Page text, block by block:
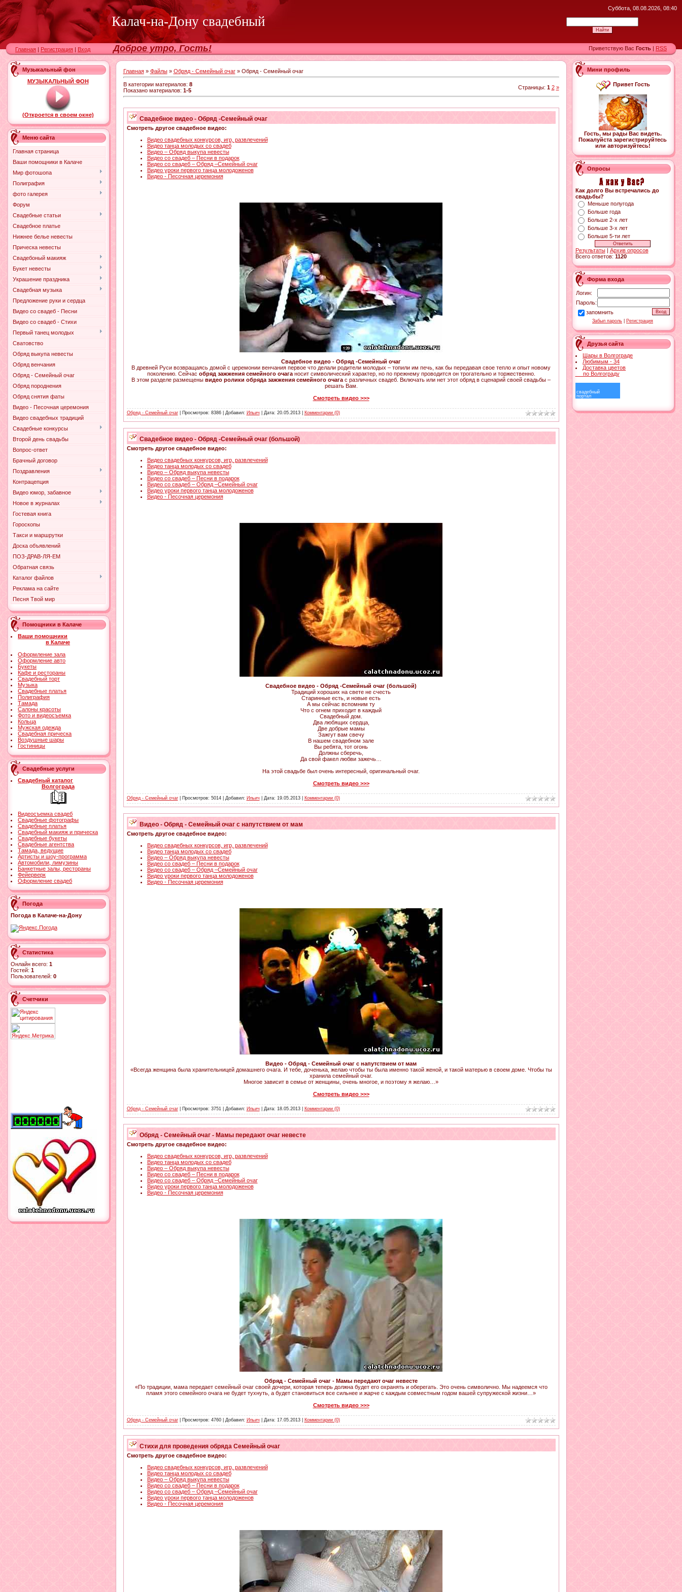
Калач-на-Дону свадебный
Суббота, 08.08.2026, 08:40
Главная | Регистрация | Вход Доброе утро, Гость! Приветствую Вас Гость | RSS
Музыкальный фон
МУЗЫКАЛЬНЫЙ ФОН
(Откроется в своем окне)
Меню сайта
Главная страница
Ваши помощники в Калаче
Мир фотошопа
Полиграфия
фото галерея
Форум
Свадебные статьи
Свадебное платье
Нижнее белье невесты
Прическа невесты
Свадебоный макияж
Букет невесты
Украшение праздника
Свадебная музыка
Предложение руки и сердца
Видео со свадеб - Песни
Видео со свадеб - Стихи
Первый танец молодых
Сватовство
Обряд выкупа невесты
Обряд венчания
Обряд - Семейный очаг
Обряд породнения
Обряд снятия фаты
Видео - Песочная церемония
Видео свадебных традиций
Свадебные конкурсы
Второй день свадьбы
Вопрос-ответ
Брачный договор
Поздравления
Контрацепция
Видео юмор, забавное
Новое в журналах
Гостевая книга
Гороскопы
Такси и маршрутки
Доска объявлений
ПОЗ-ДРАВ-ЛЯ-ЕМ
Обратная связь
Каталог файлов
Реклама на сайте
Песня Твой мир
Помощники в Калаче
Ваши помощники
в Калаче
Оформление зала
Оформление авто
Букеты
Кафе и рестораны
Свадебный торт
Музыка
Свадебные платья
Полиграфия
Тамада
Салоны красоты
Фото и видеосъемка
Кольца
Мужская одежда
Свадебная прическа
Воздушные шары
Гостиницы
Свадебные услуги
Свадебный каталог
Волгограда
Видеосъемка свадеб
Свадебные фотографы
Свадебные платья
Свадебный макияж и прическа
Свадебные букеты
Свадебные агентства
Тамада, ведущие
Артисты и шоу-программа
Автомобили, лимузины
Банкетные залы, рестораны
Фейерверк
Оформление свадеб
Погода
Погода в Калаче-на-Дону
Статистика
Онлайн всего: 1
Гостей: 1
Пользователей: 0
Счетчики
Главная» Файлы» Обряд - Семейный очаг» Обряд - Семейный очаг
В категории материалов: 8
Показано материалов: 1-5 Страницы: 1 2 »
Свадебное видео - Обряд -Семейный очаг
Смотреть другое свадебное видео:
Видео свадебных конкурсов, игр, развлечений
Видео танца молодых со свадеб
Видео – Обряд выкупа невесты
Видео со свадеб – Песни в подарок
Видео со свадеб – Обряд –Семейный очаг
Видео уроки первого танца молодоженов
Видео - Песочная церемония
Свадебное видео - Обряд -Семейный очаг
В древней Руси возвращаясь домой с церемонии венчания первое что делали родители молодых – топили им печь, как бы передавая свое тепло и опыт новому
поколению. Сейчас обряд зажжения семейного очаганосит символический характер, но по прежнему проводится он трогательно и торжественно.
В этом разделе размещены видео ролики обряда зажжения семейного очага с различных свадеб. Включать или нет этот обряд в сценарий своей свадьбы –
решать Вам.
Смотреть видео >>>
Обряд - Семейный очаг| Просмотров: 8386 | Добавил: Ильич | Дата: 20.05.2013| Комментарии (0)
Свадебное видео - Обряд -Семейный очаг (большой)
Смотреть другое свадебное видео:
Видео свадебных конкурсов, игр, развлечений
Видео танца молодых со свадеб
Видео – Обряд выкупа невесты
Видео со свадеб – Песни в подарок
Видео со свадеб – Обряд –Семейный очаг
Видео уроки первого танца молодоженов
Видео - Песочная церемония
Свадебное видео - Обряд -Семейный очаг (большой)
Традиций хороших на свете не счесть
Старинные есть, и новые есть
А мы сейчас вспомним ту
Что с огнем приходит в каждый
Свадебный дом.
Два любящих сердца,
Две добрые мамы
Зажгут вам свечу
В нашем свадебном зале
Вы ребята, тот огонь
Должны сберечь,
Да свой факел любви зажечь…
На этой свадьбе был очень интересный, оригинальный очаг.
Смотреть видео >>>
Обряд - Семейный очаг| Просмотров: 5014 | Добавил: Ильич | Дата: 19.05.2013| Комментарии (0)
Видео - Обряд - Семейный очаг с напутствием от мам
Смотреть другое свадебное видео:
Видео свадебных конкурсов, игр, развлечений
Видео танца молодых со свадеб
Видео – Обряд выкупа невесты
Видео со свадеб – Песни в подарок
Видео со свадеб – Обряд –Семейный очаг
Видео уроки первого танца молодоженов
Видео - Песочная церемония
Видео - Обряд - Семейный очаг с напутствием от мам
«Всегда женщина была хранительницей домашнего очага. И тебе, доченька, желаю чтобы ты была именно такой женой, и такой матерью в своем доме. Чтобы ты
хранила семейный очаг.
Многое зависит в семье от женщины, очень многое, и поэтому я желаю…»
Смотреть видео >>>
Обряд - Семейный очаг| Просмотров: 3751 | Добавил: Ильич | Дата: 18.05.2013| Комментарии (0)
Обряд - Семейный очаг - Мамы передают очаг невесте
Смотреть другое свадебное видео:
Видео свадебных конкурсов, игр, развлечений
Видео танца молодых со свадеб
Видео – Обряд выкупа невесты
Видео со свадеб – Песни в подарок
Видео со свадеб – Обряд –Семейный очаг
Видео уроки первого танца молодоженов
Видео - Песочная церемония
Обряд - Семейный очаг - Мамы передают очаг невесте
«По традиции, мама передает семейный очаг своей дочери, которая теперь должна будет его охранять и оберегать. Это очень символично. Мы надеемся что
пламя этого семейного очага не будет тухнуть, а будет становиться все сильнее и жарче с каждым совместным годом вашей супружеской жизни…»
Смотреть видео >>>
Обряд - Семейный очаг| Просмотров: 4760 | Добавил: Ильич | Дата: 17.05.2013| Комментарии (0)
Стихи для проведения обряда Семейный очаг
Смотреть другое свадебное видео:
Видео свадебных конкурсов, игр, развлечений
Видео танца молодых со свадеб
Видео – Обряд выкупа невесты
Видео со свадеб – Песни в подарок
Видео со свадеб – Обряд –Семейный очаг
Видео уроки первого танца молодоженов
Видео - Песочная церемония
Мини профиль
Привет Гость
Гость, мы рады Вас видеть.
Пожалуйста зарегистрируйтесь
или авторизуйтесь!
Опросы
Как долго Вы встречались до
свадьбы?
Меньше полугода
Больше года
Больше 2-х лет
Больше 3-х лет
Больше 5-ти лет
Результаты| Архив опросов
Всего ответов: 1120
Форма входа
Логин:
Пароль:
запомнить
Забыл пароль Регистрация
Друзья сайта
Шары в Волгограде
Любимым - 34
Доставка цветов
по Волгограду
свадебный
портал